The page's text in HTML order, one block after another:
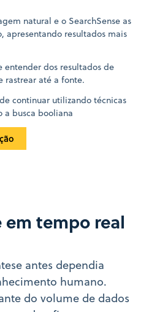
natural e o SearchSense as
apresentando resultados mais
entender dos resultados de
rastrear até a fonte.
continuar utilizando técnicas
a busca booliana
em tempo real
antes dependia
humano.
do volume de dados